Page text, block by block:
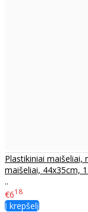
Plastikiniai maišeliai,
maišeliai, 44x35cm,
..
€618
Į krepšelį